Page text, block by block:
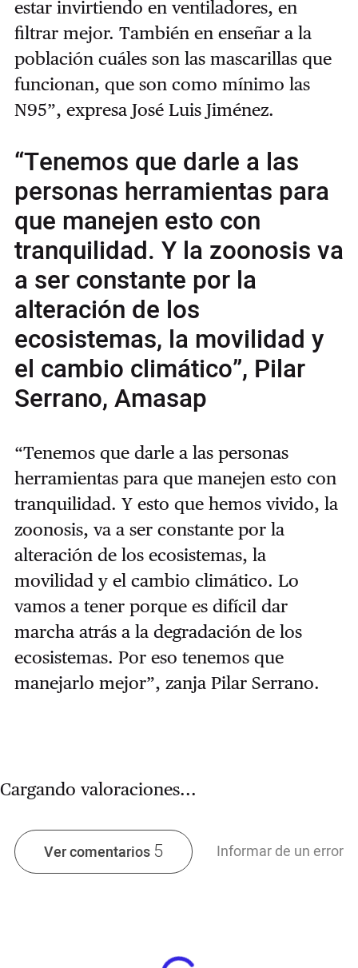
estar invirtiendo en ventiladores, en
filtrar mejor. También en enseñar a la
población cuáles son las mascarillas que
funcionan, que son como mínimo las
N95”, expresa José Luis Jiménez.
“Tenemos que darle a las
personas herramientas para
que manejen esto con
tranquilidad. Y la zoonosis va
a ser constante por la
alteración de los
ecosistemas, la movilidad y
el cambio climático”, Pilar
Serrano, Amasap
“Tenemos que darle a las personas
herramientas para que manejen esto con
tranquilidad. Y esto que hemos vivido, la
zoonosis, va a ser constante por la
alteración de los ecosistemas, la
movilidad y el cambio climático. Lo
vamos a tener porque es difícil dar
marcha atrás a la degradación de los
ecosistemas. Por eso tenemos que
manejarlo mejor”, zanja Pilar Serrano.
Cargando valoraciones...
Ver comentarios 5 Informar de un error